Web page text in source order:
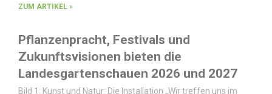
ZUM ARTIKEL »
Pflanzenpracht, Festivals und
Zukunftsvisionen bieten die
Landesgartenschauen 2026 und 2027
Bild 1: Kunst und Natur: Die Installation „Wir treffen uns im